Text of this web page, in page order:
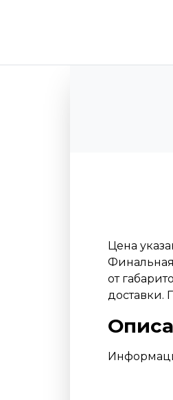
Цена
Финальная
от
доставки.